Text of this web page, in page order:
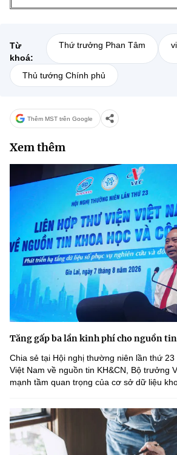
Từ
khoá:
Thứ trưởng Phan Tâm
Thủ tướng Chính phủ
Thêm MST trên Google
Xem thêm
Tăng gấp ba lần kinh phí cho nguồn
Chia sẻ tại Hội nghị thường niên lần thứ
Việt Nam về nguồn tin KH&CN, Bộ trưởng
mạnh tầm quan trọng của cơ sở dữ liệu